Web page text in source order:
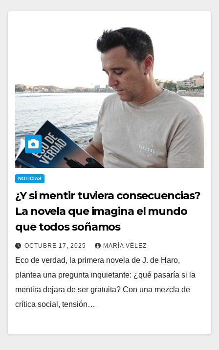
NOTICIAS
¿Y si mentir tuviera consecuencias?
La novela que imagina el mundo
que todos soñamos
OCTUBRE 17, 2025 MARÍA VÉLEZ
Eco de verdad, la primera novela de J. de Haro,
plantea una pregunta inquietante: ¿qué pasaría si la
mentira dejara de ser gratuita? Con una mezcla de
crítica social, tensión…